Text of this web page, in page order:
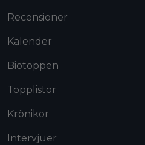
Recensioner
Kalender
Biotoppen
Topplistor
Krönikor
Intervjuer